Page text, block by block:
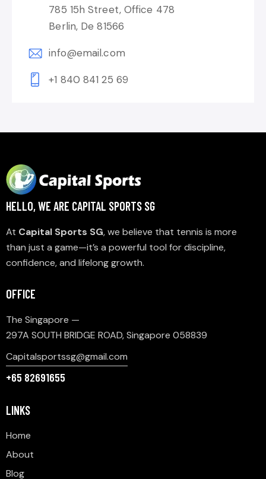
785 15h Street, Office 478
Berlin, De 81566
info@email.com
+1 840 841 25 69
HELLO, WE ARE CAPITAL SPORTS SG
At Capital Sports SG, we believe that tennis is more
than just a game—it’s a powerful tool for discipline,
confidence, and lifelong growth.
OFFICE
The Singapore —
297A SOUTH BRIDGE ROAD, Singapore 058839
Capitalsportssg@gmail.com
+65 82691655
LINKS
Home
About
Blog